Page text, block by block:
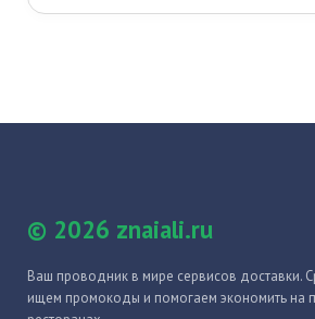
© 2026 znaiali.ru
Ваш проводник в мире сервисов доставки.
ищем промокоды и помогаем экономить на